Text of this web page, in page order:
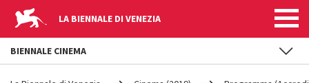
LA BIENNALE DI VENEZIA
YOUR
BIENNALE CINEMA